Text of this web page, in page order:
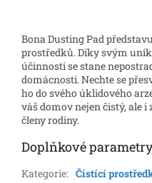
Bona Dusting Pad
prostředků. Díky svým
účinnosti se stane
domácnosti. Nechte se
ho do svého úklidového
váš domov nejen čistý, ale i
členy rodiny.
Doplňkové parametry
Kategorie: Čistící